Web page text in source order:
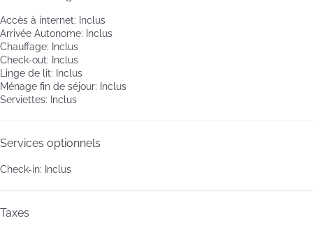
Accès à internet: Inclus
Arrivée Autonome: Inclus
Chauffage: Inclus
Check-out: Inclus
Linge de lit: Inclus
Ménage fin de séjour: Inclus
Serviettes: Inclus
Services optionnels
Check-in: Inclus
Taxes